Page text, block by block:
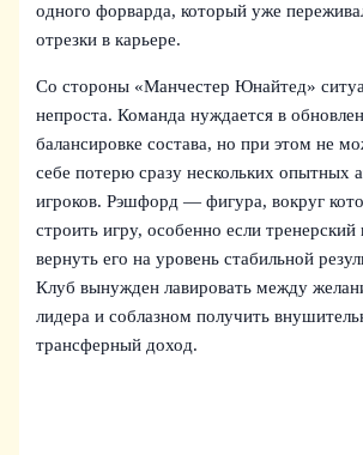
одного форварда, который уже
отрезки в карьере.
Со стороны «Манчестер Юнайтед»
непроста. Команда нуждается в
балансировке состава, но при этом не
себе потерю сразу нескольких опытных
игроков. Рэшфорд — фигура, вокруг
строить игру, особенно если
вернуть его на уровень стабильной
Клуб вынужден лавировать между
лидера и соблазном получить
трансферный доход.